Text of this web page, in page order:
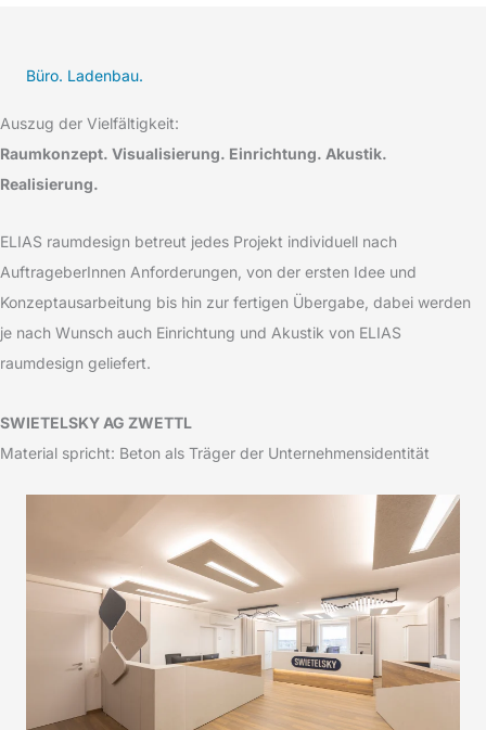
Büro. Ladenbau.
Auszug der Vielfältigkeit:
Raumkonzept. Visualisierung. Einrichtung. Akustik.
Realisierung.
ELIAS raumdesign betreut jedes Projekt individuell nach
AuftrageberInnen Anforderungen, von der ersten Idee und
Konzeptausarbeitung bis hin zur fertigen Übergabe, dabei werden
je nach Wunsch auch Einrichtung und Akustik von ELIAS
raumdesign geliefert.
SWIETELSKY AG ZWETTL
Material spricht: Beton als Träger der Unternehmensidentität